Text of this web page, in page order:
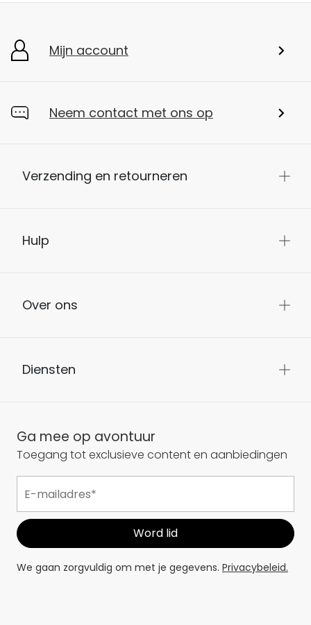
Mijn account
Neem contact met ons op
Verzending en retourneren
Hulp
Over ons
Diensten
Ga mee op avontuur
Toegang tot exclusieve content en aanbiedingen
We gaan zorgvuldig om met je gegevens. Privacybeleid.